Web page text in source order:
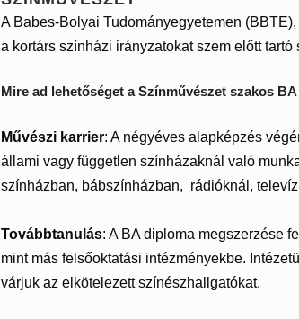
A Babes-Bolyai Tudományegyetemen
a kortárs színházi irányzatokat szem előtt tartó
Mire ad lehetőséget a Színművészet szakos
Művészi karrier: A négyéves alapképzés
állami vagy független színházaknál való
színházban, bábszínházban, rádióknál,
Továbbtanulás: A BA diploma megszerzése
mint más felsőoktatási intézményekbe.
várjuk az elkötelezett színészhallgatókat.